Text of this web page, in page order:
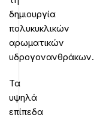
δημιουργία
πολυκυκλικών
αρωματικών
υδρογονανθράκων.
Τα
υψηλά
επίπεδα